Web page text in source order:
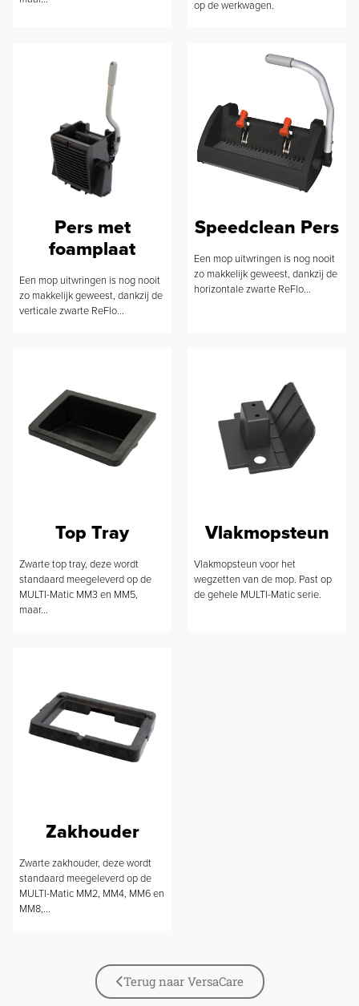
op de werkwagen.
Pers met
foamplaat
Een mop uitwringen is nog nooit
zo makkelijk geweest, dankzij de
verticale zwarte ReFlo...
Speedclean Pers
Een mop uitwringen is nog nooit
zo makkelijk geweest, dankzij de
horizontale zwarte ReFlo...
Top Tray
Zwarte top tray, deze wordt
standaard meegeleverd op de
MULTI-Matic MM3 en MM5,
maar...
Vlakmopsteun
Vlakmopsteun voor het
wegzetten van de mop. Past op
de gehele MULTI-Matic serie.
Zakhouder
Zwarte zakhouder, deze wordt
standaard meegeleverd op de
MULTI-Matic MM2, MM4, MM6 en
MM8,...
Terug naar VersaCare